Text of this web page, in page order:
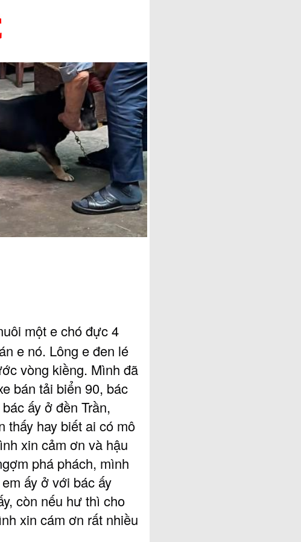
một e chó đực 4
e nó. Lông e đen lé
vòng kiềng. Mình đã
bán tải biển 90, bác
ấy ở đền Trần,
thấy hay biết ai có mô
xin cảm ơn và hậu
phá phách, mình
ấy ở với bác ấy
còn nếu hư thì cho
xin cám ơn rất nhiều